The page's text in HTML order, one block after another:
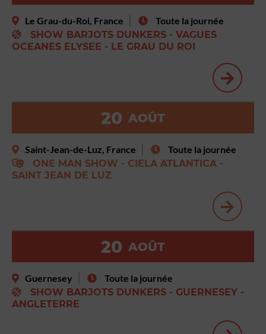
Le Grau-du-Roi, France
Toute la journée
SHOW BARJOTS DUNKERS - VAGUES
OCEANES ELYSEE - LE GRAU DU ROI
20 AOÛT
Saint-Jean-de-Luz, France
Toute la journée
ONE MAN SHOW - CIELA ATLANTICA -
SAINT JEAN DE LUZ
20 AOÛT
Guernesey
Toute la journée
SHOW BARJOTS DUNKERS - GUERNESEY -
ANGLETERRE